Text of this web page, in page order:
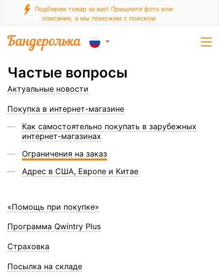
Подберем товар за вас! Пришлите фото или
описание, а мы поможем с поиском
Частые вопросы
Актуальные новости
Покупка в интернет-магазине
Как самостоятельно покупать в зарубежных
интернет-магазинах
Ограничения на заказ
Адрес в США, Европе и Китае
«Помощь при покупке»
Программа Qwintry Plus
Страховка
Посылка на складе